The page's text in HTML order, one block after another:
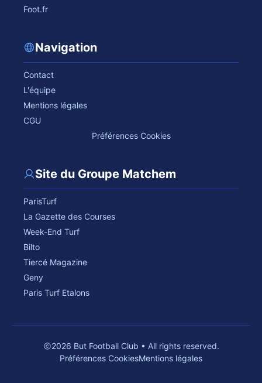
Foot.fr
Navigation
Contact
L'équipe
Mentions légales
CGU
Préférences Cookies
Site du Groupe Matchem
ParisTurf
La Gazette des Courses
Week-End Turf
Bilto
Tiercé Magazine
Geny
Paris Turf Etalons
2026 But Football Club • All rights reserved.
Préférences CookiesMentions légales